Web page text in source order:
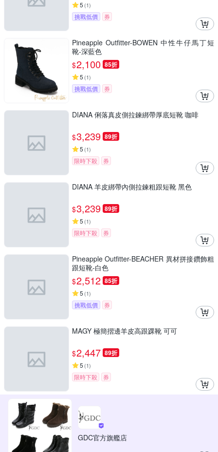
5 (1)
挑戰低價 券
Pineapple Outfitter-BOWEN 中性牛仔馬丁短
靴-深藍色
$2,100 85折
5 (1)
挑戰低價 券
DIANA 俐落真皮側拉鍊綁帶厚底短靴 咖啡
$3,239 89折
5 (1)
限時下殺 券
DIANA 羊皮綁帶內側拉鍊粗跟短靴 黑色
$3,239 89折
5 (1)
限時下殺 券
Pineapple Outfitter-BEACHER 異材拼接鑽飾粗
跟短靴-白色
$2,512 85折
5 (1)
挑戰低價 券
MAGY 極簡摺邊羊皮高跟踝靴 可可
$2,447 89折
5 (1)
限時下殺 券
GDC官方旗艦店